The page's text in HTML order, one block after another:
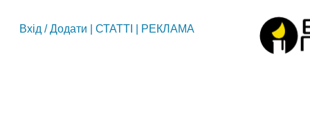
Вхід /Додати СТАТТІ РЕКЛАМА